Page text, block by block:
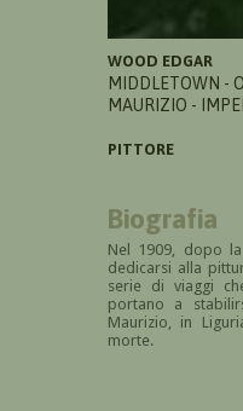
WOOD EDGAR
MIDDLETOWN -
MAURIZIO -
PITTORE
Biografia
Nel 1909, dopo
dedicarsi alla
serie di viaggi
portano a
Maurizio, in
morte.